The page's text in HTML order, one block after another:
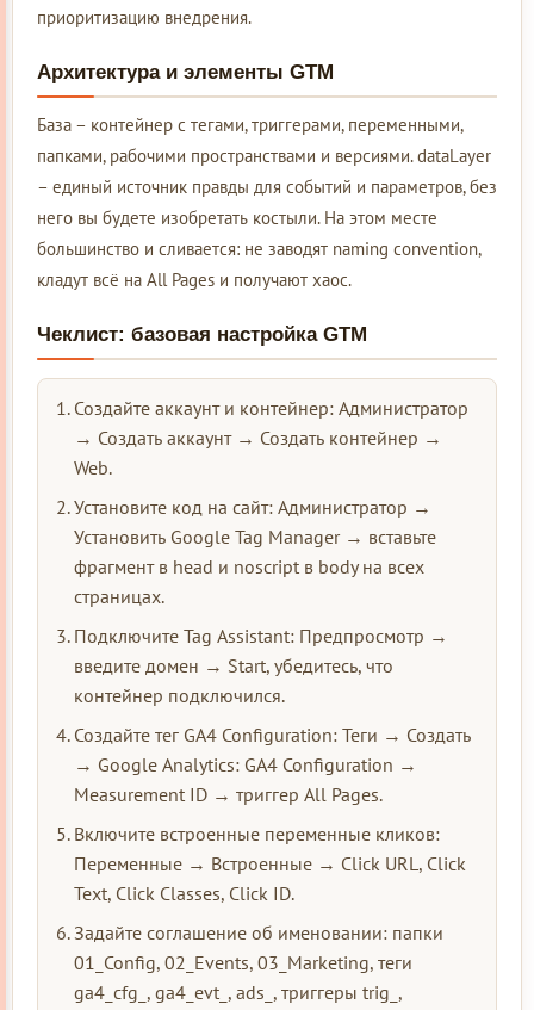
приоритизацию внедрения.
Архитектура и элементы GTM
База – контейнер с тегами, триггерами, переменными,
папками, рабочими пространствами и версиями. dataLayer
– единый источник правды для событий и параметров, без
него вы будете изобретать костыли. На этом месте
большинство и сливается: не заводят naming convention,
кладут всё на All Pages и получают хаос.
Чеклист: базовая настройка GTM
Создайте аккаунт и контейнер: Администратор
→ Создать аккаунт → Создать контейнер →
Web.
Установите код на сайт: Администратор →
Установить Google Tag Manager → вставьте
фрагмент в head и noscript в body на всех
страницах.
Подключите Tag Assistant: Предпросмотр →
введите домен → Start, убедитесь, что
контейнер подключился.
Создайте тег GA4 Configuration: Теги → Создать
→ Google Analytics: GA4 Configuration →
Measurement ID → триггер All Pages.
Включите встроенные переменные кликов:
Переменные → Встроенные → Click URL, Click
Text, Click Classes, Click ID.
Задайте соглашение об именовании: папки
01_Config, 02_Events, 03_Marketing, теги
ga4_cfg_, ga4_evt_, ads_, триггеры trig_,